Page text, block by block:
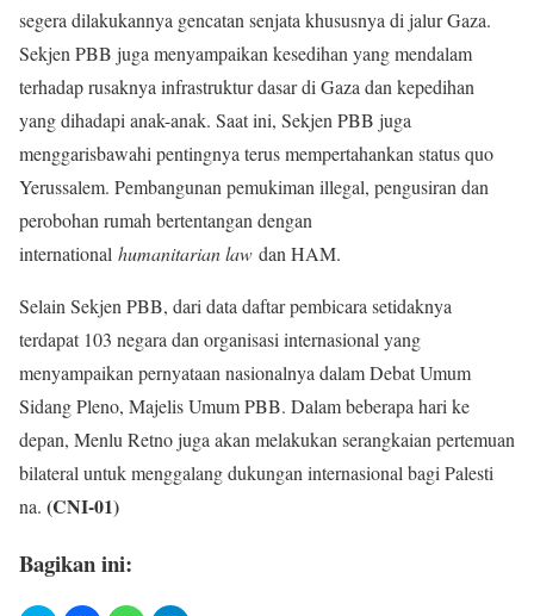
segera dilakukannya gencatan senjata khususnya di jalur Gaza.
Sekjen PBB juga menyampaikan kesedihan yang mendalam
terhadap rusaknya infrastruktur dasar di Gaza dan kepedihan
yang dihadapi anak-anak. Saat ini, Sekjen PBB juga
menggarisbawahi pentingnya terus mempertahankan status quo
Yerussalem. Pembangunan pemukiman illegal, pengusiran dan
perobohan rumah bertentangan dengan
international humanitarian law dan HAM.
Selain Sekjen PBB, dari data daftar pembicara setidaknya
terdapat 103 negara dan organisasi internasional yang
menyampaikan pernyataan nasionalnya dalam Debat Umum
Sidang Pleno, Majelis Umum PBB. Dalam beberapa hari ke
depan, Menlu Retno juga akan melakukan serangkaian pertemuan
bilateral untuk menggalang dukungan internasional bagi Palesti​​
na. (CNI-01)
Bagikan ini: